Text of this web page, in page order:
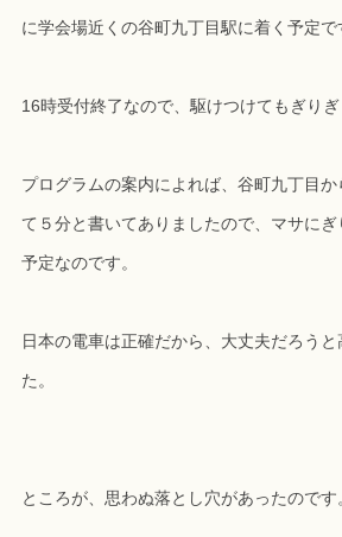
に学会場近くの谷町九丁目駅に着く予定で
16時受付終了なので、駆けつけてもぎりぎ
プログラムの案内によれば、谷町九丁目
て５分と書いてありましたので、マサに
予定なのです。
日本の電車は正確だから、大丈夫だろう
た。
ところが、思わぬ落とし穴があったのです